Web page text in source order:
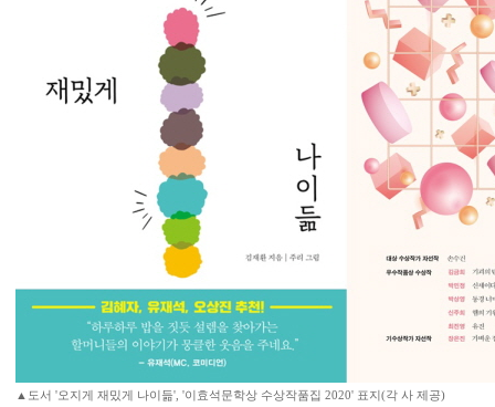
▲도서 '오지게 재밌게 나이듦', '이효석문학상 수상작품집 2020' 표지(각 사 제공)